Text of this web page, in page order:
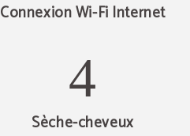
Connexion Wi-Fi Internet
Sèche-cheveux